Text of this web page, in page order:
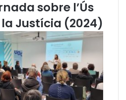
l
f
a
d
'
e
sobre l’Ús
Justícia (2024)